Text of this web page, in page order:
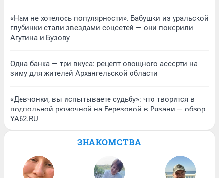
«Нам не хотелось популярности». Бабушки из уральской
глубинки стали звездами соцсетей — они покорили
Агутина и Бузову
Одна банка — три вкуса: рецепт овощного ассорти на
зиму для жителей Архангельской области
«Девчонки, вы испытываете судьбу»: что творится в
подпольной рюмочной на Березовой в Рязани — обзор
YA62.RU
ЗНАКОМСТВА